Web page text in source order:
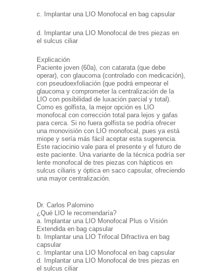
c. Implantar una LIO Monofocal en bag capsular
d. Implantar una LIO Monofocal de tres piezas en
el sulcus ciliar
Explicación
Paciente joven (60a), con catarata (que debe
operar), con glaucoma (controlado con medicación),
con pseudoexfoliación (que podrá empeorar el
glaucoma y comprometer la centralización de la
LIO con posibilidad de luxación parcial y total).
Como es golfista, la mejor opción es LIO
monofocal con corrección total para lejos y gafas
para cerca. Si no fuera golfista se podría ofrecer
una monovisión con LIO monofocal, pues ya está
miope y sería más fácil aceptar esta sugerencia.
Este raciocinio vale para el presente y el futuro de
este paciente. Una variante de la técnica podría ser
lente monofocal de tres piezas con hápticos en
sulcus ciliaris y óptica en saco capsular, ofreciendo
una mayor centralización.
Dr. Carlos Palomino
¿Qué LIO le recomendaría?
a. Implantar una LIO Monofocal Plus o Visión
Extendida en bag capsular
b. Implantar una LIO Trifocal Difractiva en bag
capsular
c. Implantar una LIO Monofocal en bag capsular
d. Implantar una LIO Monofocal de tres piezas en
el sulcus ciliar